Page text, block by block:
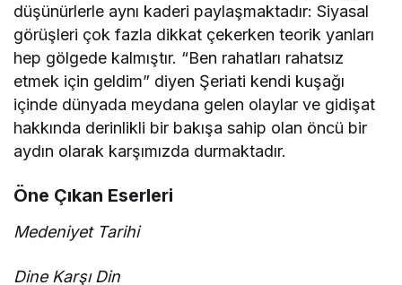
düşünürlerle aynı kaderi paylaşmaktadır: Siyasal
görüşleri çok fazla dikkat çekerken teorik yanları
hep gölgede kalmıştır. “Ben rahatları rahatsız
etmek için geldim” diyen Şeriati kendi kuşağı
içinde dünyada meydana gelen olaylar ve gidişat
hakkında derinlikli bir bakışa sahip olan öncü bir
aydın olarak karşımızda durmaktadır.
Öne Çıkan Eserleri
Medeniyet Tarihi
Dine Karşı Din